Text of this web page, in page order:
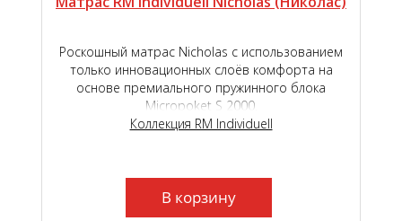
Роскошный матрас Nicholas с использованием
только инновационных слоёв комфорта на
основе премиального пружинного блока
Micropoket S 2000.
Коллекция RM Individuell
В корзину